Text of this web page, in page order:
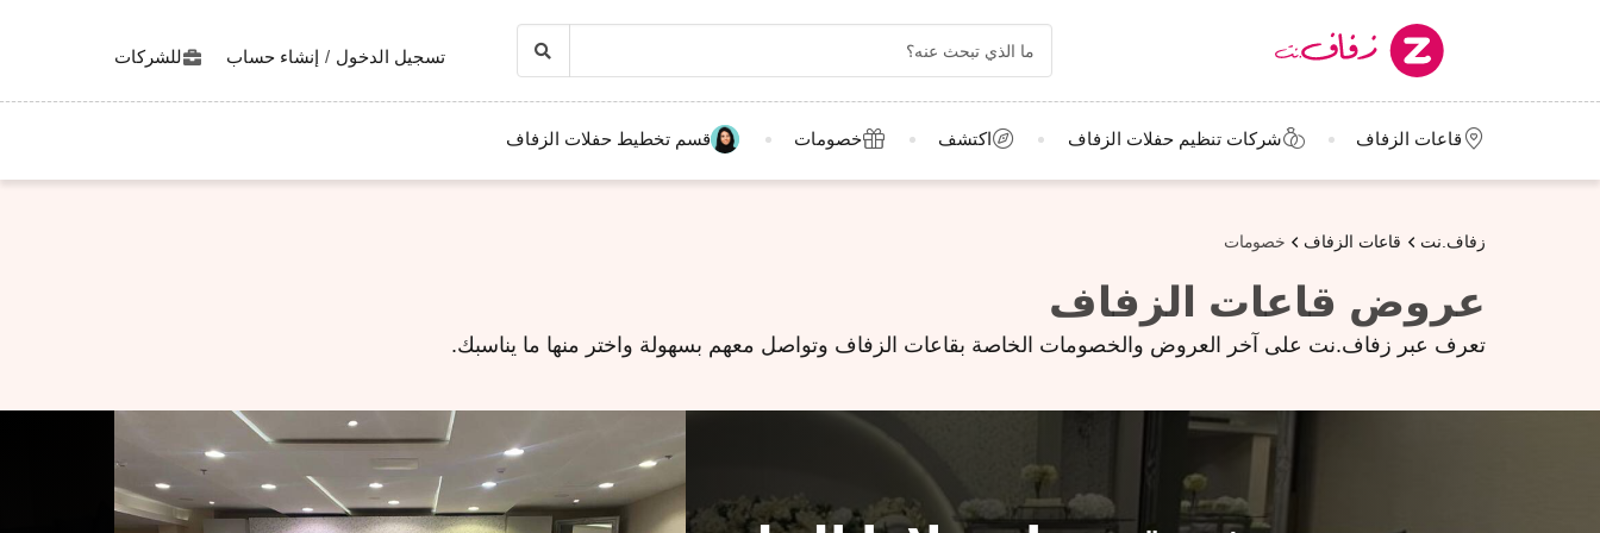
تسجيل الدخول / إنشاء حساب للشركات
قاعات الزفاف شركات تنظيم حفلات الزفاف اكتشف خصومات قسم تخطيط حفلات الزفاف
زفاف.نت قاعات الزفاف خصومات
عروض قاعات الزفاف
تعرف عبر زفاف.نت على آخر العروض والخصومات الخاصة بقاعات الزفاف وتواصل معهم بسهولة واختر منها ما يناسبك.